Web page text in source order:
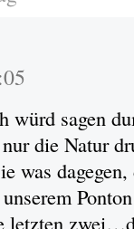
würd sagen
die Natur
was
letzten